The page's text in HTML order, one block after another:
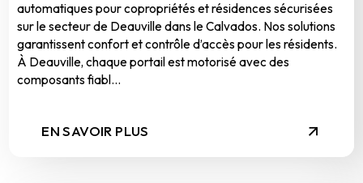
automatiques pour copropriétés et résidences sécurisées
sur le secteur de Deauville dans le Calvados. Nos solutions
garantissent confort et contrôle d’accès pour les résidents.
À Deauville, chaque portail est motorisé avec des
composants fiabl...
EN SAVOIR PLUS